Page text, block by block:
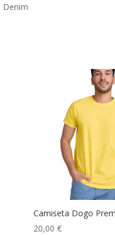
Denim
Camiseta Dogo
20,00 €